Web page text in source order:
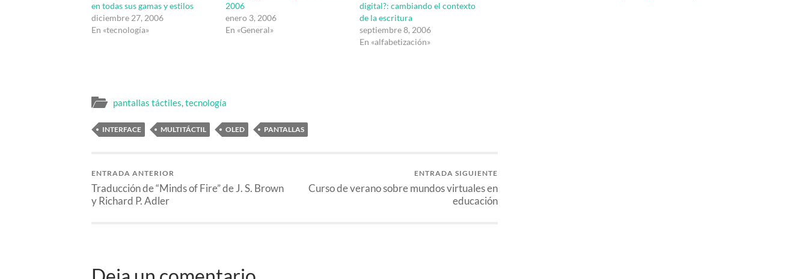
en todas sus gamas y estilos
diciembre 27, 2006
En «tecnología»
2006
enero 3, 2006
En «General»
digital?: cambiando el contexto
de la escritura
septiembre 8, 2006
En «alfabetización»
pantallas táctiles,tecnología
INTERFACE MULTITÁCTIL OLED PANTALLAS
ENTRADA ANTERIOR
Traducción de “Minds of Fire” de J. S. Brown
y Richard P. Adler
ENTRADA SIGUIENTE
Curso de verano sobre mundos virtuales en
educación